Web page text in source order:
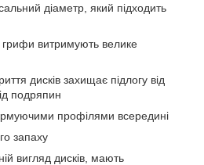
діаметр, який підходить
грифи витримують велике
дисків захищає підлогу від
подряпин
профілями всередині
запаху
вигляд дисків, мають